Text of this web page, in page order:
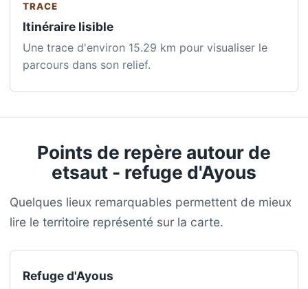
TRACE
Itinéraire lisible
Une trace d'environ 15.29 km pour visualiser le
parcours dans son relief.
Points de repère autour de
etsaut - refuge d'Ayous
Quelques lieux remarquables permettent de mieux
lire le territoire représenté sur la carte.
Refuge d'Ayous